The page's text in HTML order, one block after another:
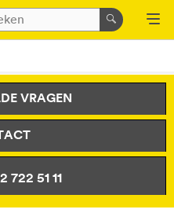
VRAGEN
722 51 11